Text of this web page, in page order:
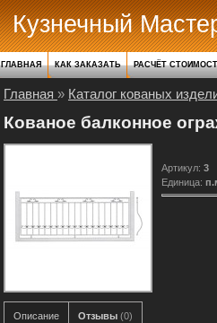
Кузнечный
ГЛАВНАЯ КАК ЗАКАЗАТЬ РАСЧЁТ
Главная » Каталог кованых
Кованое балконное
Артикул: 3
Единица:
Описание Отзывы (0)